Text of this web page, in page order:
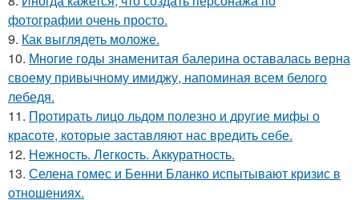
фотографии очень просто.
9. Как выглядеть моложе.
10. Многие годы знаменитая балерина оставалась верна
своему привычному имиджу, напоминая всем белого
лебедя.
11. Протирать лицо льдом полезно и другие мифы о
красоте, которые заставляют нас вредить себе.
12. Нежность. Легкость. Аккуратность.
13. Селена гомес и Бенни Бланко испытывают кризис в
отношениях.